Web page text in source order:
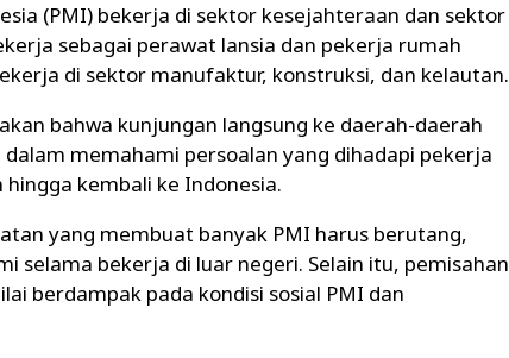
(PMI) bekerja di sektor kesejahteraan dan sektor
sebagai perawat lansia dan pekerja rumah
di sektor manufaktur, konstruksi, dan kelautan.
bahwa kunjungan langsung ke daerah-daerah
memahami persoalan yang dihadapi pekerja
kembali ke Indonesia.
yang membuat banyak PMI harus berutang,
selama bekerja di luar negeri. Selain itu, pemisahan
berdampak pada kondisi sosial PMI dan